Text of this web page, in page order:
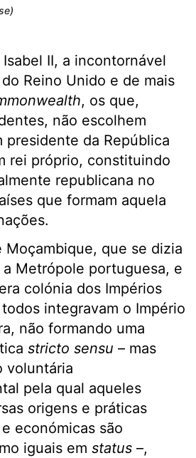
II, a incontornável
Reino Unido e de mais
, os que,
não escolhem
presidente da República
rei próprio, constituindo
republicana no
que formam aquela
Moçambique, que se dizia
Metrópole portuguesa, e
colónia dos Impérios
integravam o Império
não formando uma
stricto sensu – mas
voluntária
pela qual aqueles
origens e práticas
económicas são
iguais em status –,